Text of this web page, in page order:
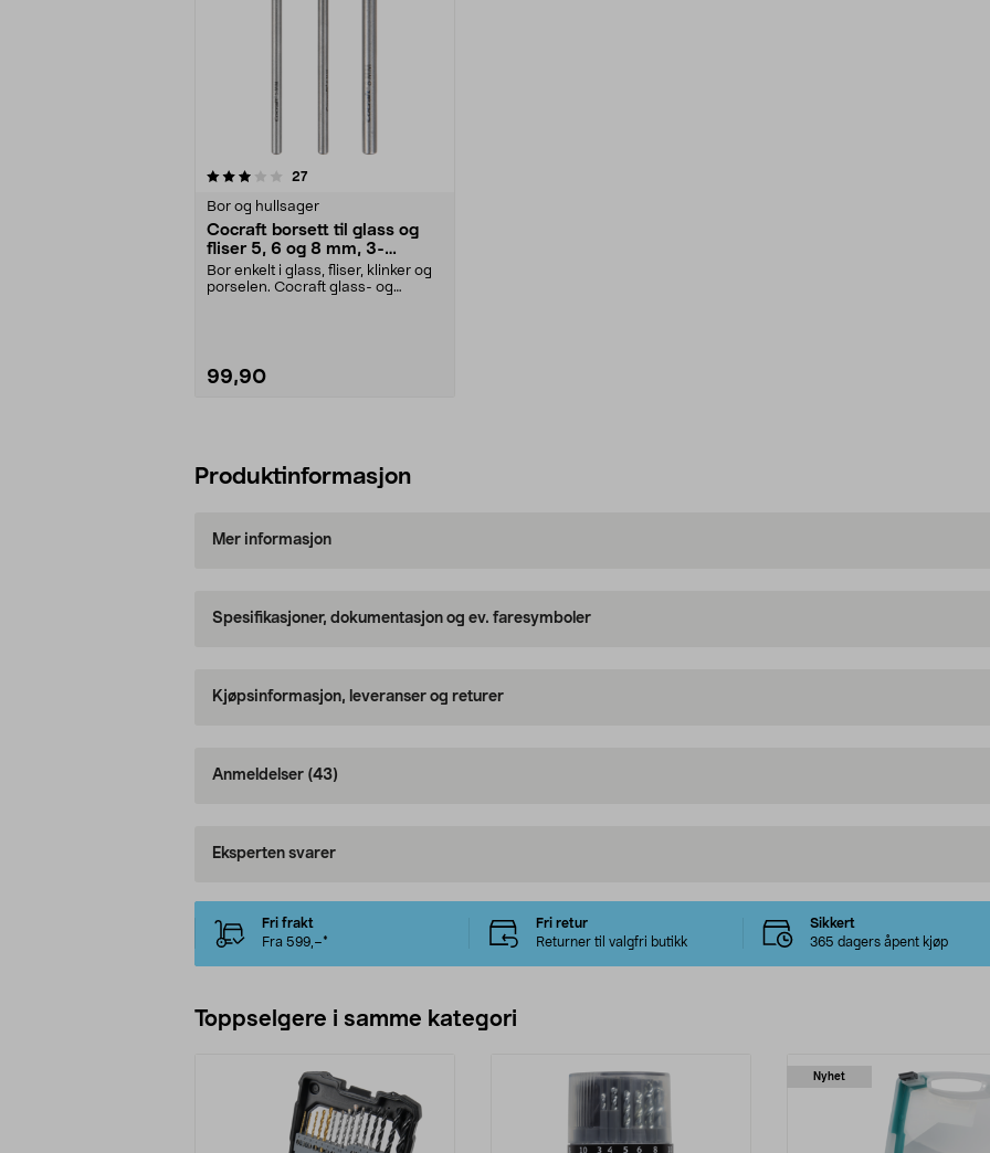
27anmeldelser
Bor og hullsager
Cocraft borsett til glass og
fliser 5, 6 og 8 mm, 3-
pakning
Bor enkelt i glass, fliser, klinker og
porselen. Cocraft glass- og
99,90
Produktinformasjon
Mer informasjon
Spesifikasjoner, dokumentasjon og ev. faresymboler
Kjøpsinformasjon, leveranser og returer
Anmeldelser (43)
Eksperten svarer
Fri frakt
Fra 599,–*
Fri retur
Returner til valgfri butikk
Sikkert
365 dagers åpent kjøp
Toppselgere i samme kategori
Nyhet